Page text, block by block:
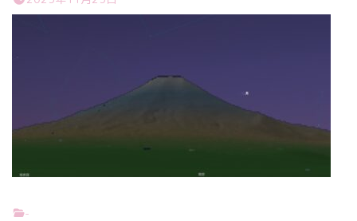
近海で猛烈な勢力へ 台風13号は、今
いる
-